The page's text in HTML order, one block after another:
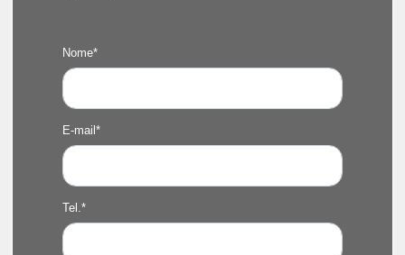
Nome*
E-mail*
Tel.*